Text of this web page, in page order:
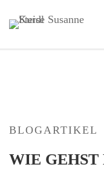
BLOGARTIKEL
WIE